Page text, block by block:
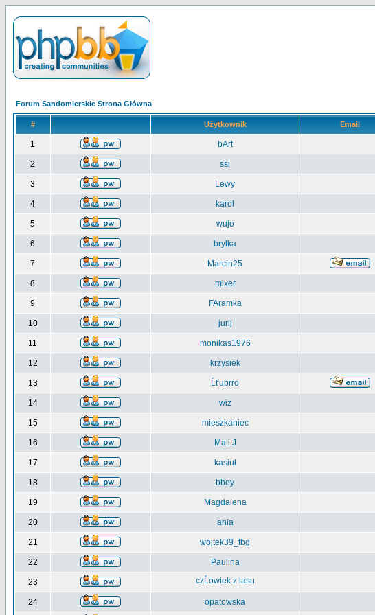
Forum Sandomierskie Strona Główna
# Użytkownik Email
1 bArt
2 ssi
3 Lewy
4 karol
5 wujo
6 brylka
7 Marcin25
8 mixer
9 FAramka
10 jurij
11 monikas1976
12 krzysiek
13 Ĺťubrro
14 wiz
15 mieszkaniec
16 Mati J
17 kasiul
18 bboy
19 Magdalena
20 ania
21 wojtek39_tbg
22 Paulina
23 czĹowiek z lasu
24 opatowska